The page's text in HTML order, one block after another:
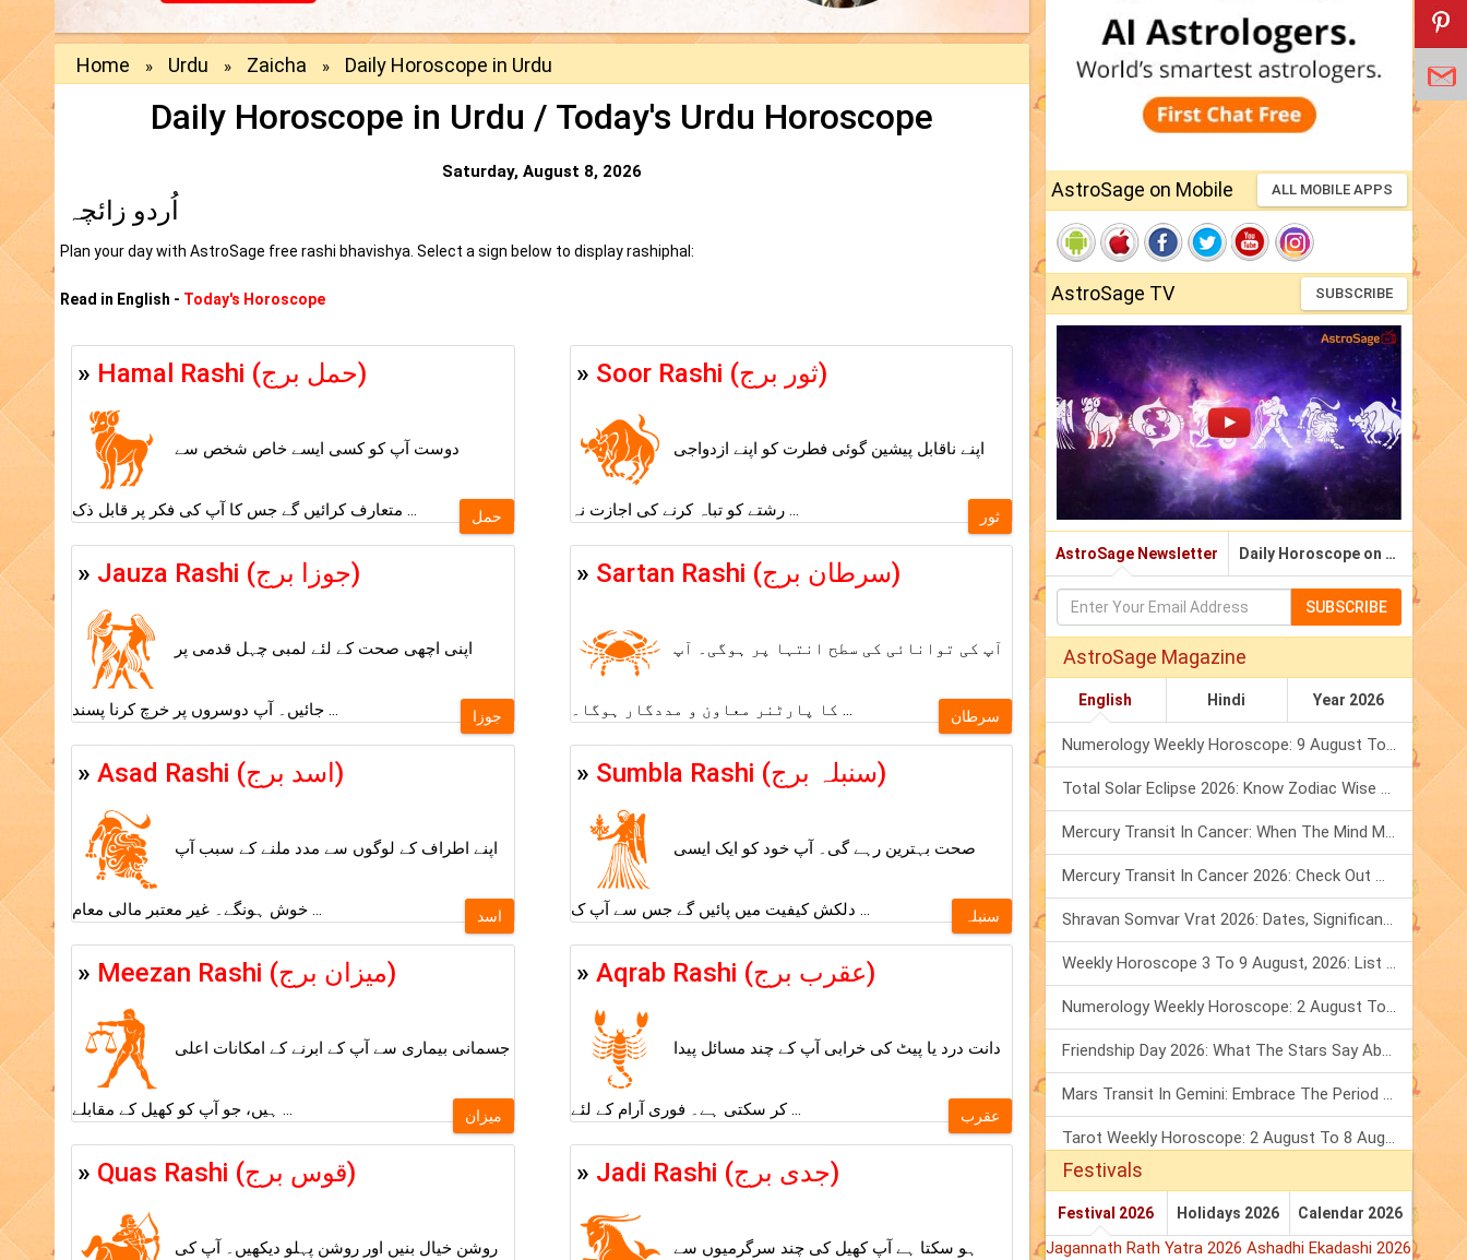
Home » Urdu » Zaicha » Daily Horoscope in Urdu
Daily Horoscope in Urdu / Today's Urdu Horoscope
Saturday, August 8, 2026
اُردو زائچہ
Plan your day with AstroSage free rashi bhavishya. Select a sign below to display rashiphal:
Read in English - Today's Horoscope
» Hamal Rashi (حمل برج)
دوست آپ کو کسی ایسے خاص شخص سے
متعارف کرائیں گے جس کا آپ کی فکر پر قابل ذک ... حمل
» Soor Rashi (ثور برج)
اپنے ناقابل پیشین گوئی فطرت کو اپنے ازدواجی
رشتے کو تباہ کرنے کی اجازت نہ ... ثور
» Jauza Rashi (جوزا برج)
اپنی اچھی صحت کے لئے لمبی چہل قدمی پر
جائیں۔ آپ دوسروں پر خرچ کرنا پسند ... جوزا
» Sartan Rashi (سرطان برج)
آپ کی توانائی کی سطح انتہا پر ہوگی۔ آپ
کا پارٹنر معاون و مددگار ہوگا۔ ... سرطان
» Asad Rashi (اسد برج)
اپنے اطراف کے لوگوں سے مدد ملنے کے سبب آپ
خوش ہونگے۔ غیر معتبر مالی معام ... اسد
» Sumbla Rashi (سنبلہ برج)
صحت بہترین رہے گی۔ آپ خود کو ایک ایسی
دلکش کیفیت میں پائیں گے جس سے آپ ک ... سنبلہ
» Meezan Rashi (میزان برج)
جسمانی بیماری سے آپ کے ابرنے کے امکانات اعلی
ہیں، جو آپ کو کھیل کے مقابلے ... میزان
» Aqrab Rashi (عقرب برج)
دانت درد یا پیٹ کی خرابی آپ کے چند مسائل پیدا
کر سکتی ہے۔ فوری آرام کے لئے ... عقرب
» Quas Rashi (قوس برج)
روشن خیال بنیں اور روشن پہلو دیکھیں۔ آپ کی
» Jadi Rashi (جدی برج)
ہو سکتا ہے آپ کھیل کی چند سرگرمیوں سے
AstroSage on Mobile ALL MOBILE APPS
AstroSage TV SUBSCRIBE
AstroSage Newsletter Daily Horoscope on Email
SUBSCRIBE
AstroSage Magazine
English Hindi Year 2026
Numerology Weekly Horoscope: 9 August To 15 August, 2026
Total Solar Eclipse 2026: Know Zodiac Wise Prediction
Mercury Transit In Cancer: When The Mind Meets The Heart!
Mercury Transit In Cancer 2026: Check Out What It Brings For You
Shravan Somvar Vrat 2026: Dates, Significance & Rituals In August
Weekly Horoscope 3 To 9 August, 2026: List Of Fasts & Festivals
Numerology Weekly Horoscope: 2 August To 8 August, 2026
Friendship Day 2026: What The Stars Say About Your Best Friend!
Mars Transit In Gemini: Embrace The Period Full Of Energy & Intelligence
Tarot Weekly Horoscope: 2 August To 8 August, 2026
Festivals
Festival 2026 Holidays 2026 Calendar 2026
Jagannath Rath Yatra 2026 Ashadhi Ekadashi 2026